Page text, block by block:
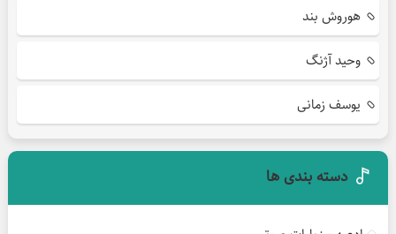
هوروش بند
وحید آژنگ
یوسف زمانی
دسته بندی ها